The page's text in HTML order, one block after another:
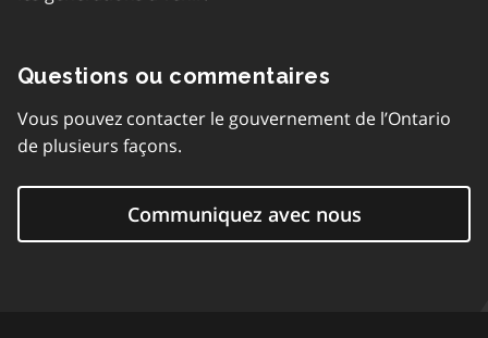
Questions ou commentaires
Vous pouvez contacter le gouvernement de l’Ontario
de plusieurs façons.
Communiquez avec nous